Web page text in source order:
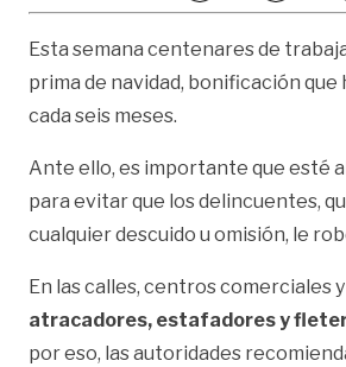
Esta semana centenares de
prima de navidad, bonificación que
cada seis meses.
Ante ello, es importante que esté
para evitar que los delincuentes,
cualquier descuido u omisión, le
En las calles, centros comerciales
atracadores, estafadores y
por eso, las autoridades